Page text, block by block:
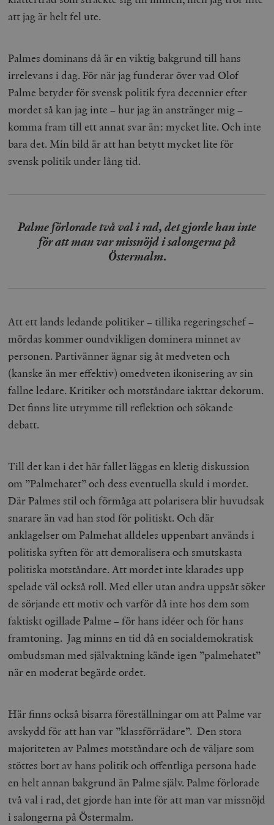
att jag är helt fel ute.
Palmes dominans då är en viktig bakgrund till hans
irrelevans i dag. För när jag funderar över vad Olof
Palme betyder för svensk politik fyra decennier efter
mordet så kan jag inte – hur jag än anstränger mig –
komma fram till ett annat svar än: mycket lite. Och inte
bara det. Min bild är att han betytt mycket lite för
svensk politik under lång tid.
Palme förlorade två val i rad, det gjorde han inte
för att man var missnöjd i salongerna på
Östermalm.
Att ett lands ledande politiker – tillika regeringschef –
mördas kommer oundvikligen dominera minnet av
personen. Partivänner ägnar sig åt medveten och
(kanske än mer effektiv) omedveten ikonisering av sin
fallne ledare. Kritiker och motståndare iakttar dekorum.
Det finns lite utrymme till reflektion och sökande
debatt.
Till det kan i det här fallet läggas en kletig diskussion
om ”Palmehatet” och dess eventuella skuld i mordet.
Där Palmes stil och förmåga att polarisera blir huvudsak
snarare än vad han stod för politiskt. Och där
anklagelser om Palmehat alldeles uppenbart används i
politiska syften för att demoralisera och smutskasta
politiska motståndare. Att mordet inte klarades upp
spelade väl också roll. Med eller utan andra uppsåt söker
de sörjande ett motiv och varför då inte hos dem som
faktiskt ogillade Palme – för hans idéer och för hans
framtoning. Jag minns en tid då en socialdemokratisk
ombudsman med självaktning kände igen ”palmehatet”
när en moderat begärde ordet.
Här finns också bisarra föreställningar om att Palme var
avskydd för att han var ”klassförrädare”. Den stora
majoriteten av Palmes motståndare och de väljare som
stöttes bort av hans politik och offentliga persona hade
en helt annan bakgrund än Palme själv. Palme förlorade
två val i rad, det gjorde han inte för att man var missnöjd
i salongerna på Östermalm.